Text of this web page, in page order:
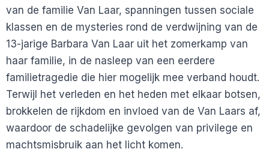
van de familie Van Laar, spanningen tussen sociale
klassen en de mysteries rond de verdwijning van de
13-jarige Barbara Van Laar uit het zomerkamp van
haar familie, in de nasleep van een eerdere
familietragedie die hier mogelijk mee verband houdt.
Terwijl het verleden en het heden met elkaar botsen,
brokkelen de rijkdom en invloed van de Van Laars af,
waardoor de schadelijke gevolgen van privilege en
machtsmisbruik aan het licht komen.